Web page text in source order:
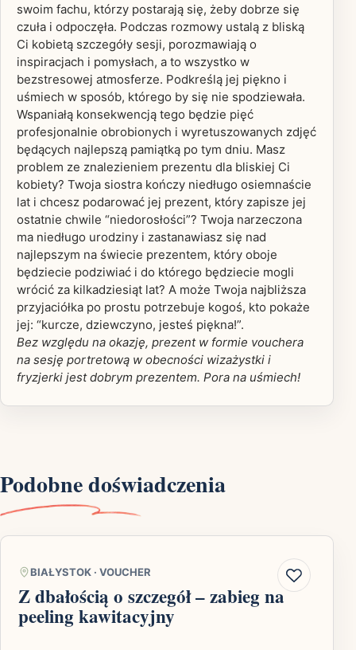
swoim fachu, którzy postarają się, żeby dobrze się
czuła i odpoczęła. Podczas rozmowy ustalą z bliską
Ci kobietą szczegóły sesji, porozmawiają o
inspiracjach i pomysłach, a to wszystko w
bezstresowej atmosferze. Podkreślą jej piękno i
uśmiech w sposób, którego by się nie spodziewała.
Wspaniałą konsekwencją tego będzie pięć
profesjonalnie obrobionych i wyretuszowanych zdjęć
będących najlepszą pamiątką po tym dniu. Masz
problem ze znalezieniem prezentu dla bliskiej Ci
kobiety? Twoja siostra kończy niedługo osiemnaście
lat i chcesz podarować jej prezent, który zapisze jej
ostatnie chwile “niedorosłości”? Twoja narzeczona
ma niedługo urodziny i zastanawiasz się nad
najlepszym na świecie prezentem, który oboje
będziecie podziwiać i do którego będziecie mogli
wrócić za kilkadziesiąt lat? A może Twoja najbliższa
przyjaciółka po prostu potrzebuje kogoś, kto pokaże
jej: “kurcze, dziewczyno, jesteś piękna!”.
Bez względu na okazję, prezent w formie vouchera
na sesję portretową w obecności wizażystki i
fryzjerki jest dobrym prezentem. Pora na uśmiech!
Podobne doświadczenia
BIAŁYSTOK · VOUCHER
Z dbałością o szczegół – zabieg na
peeling kawitacyjny